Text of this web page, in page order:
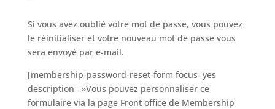
Si vous avez oublié votre mot de passe, vous pouvez
le réinitialiser et votre nouveau mot de passe vous
sera envoyé par e-mail.
[membership-password-reset-form focus=yes
description= »Vous pouvez personnaliser ce
formulaire via la page Front office de Membership